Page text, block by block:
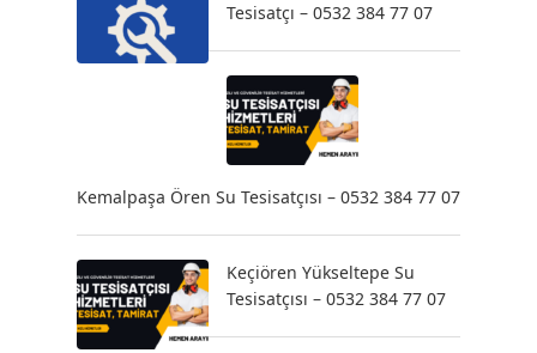
Tesisatçı – 0532 384 77 07
Kemalpaşa Ören Su Tesisatçısı – 0532 384 77 07
Keçiören Yükseltepe Su
Tesisatçısı – 0532 384 77 07